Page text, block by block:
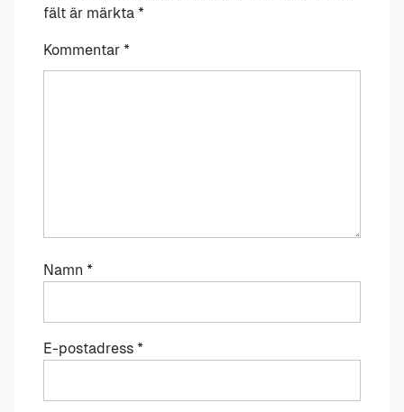
fält är märkta *
Kommentar *
Namn *
E-postadress *